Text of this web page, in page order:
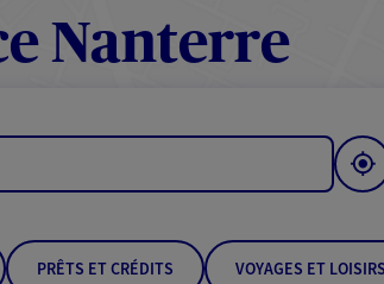
Nanterre
PRÊTS ET CRÉDITS VOYAGES ET LOISIRS